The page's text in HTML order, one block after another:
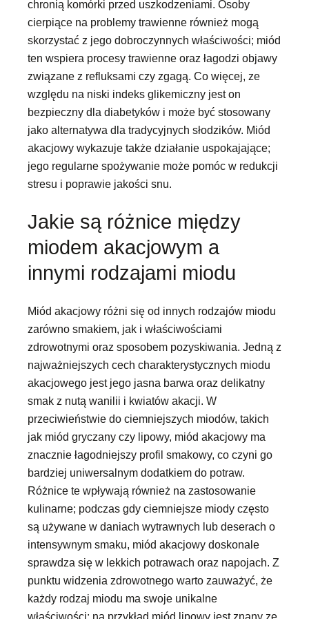
chronią komórki przed uszkodzeniami. Osoby
cierpiące na problemy trawienne również mogą
skorzystać z jego dobroczynnych właściwości; miód
ten wspiera procesy trawienne oraz łagodzi objawy
związane z refluksami czy zgagą. Co więcej, ze
względu na niski indeks glikemiczny jest on
bezpieczny dla diabetyków i może być stosowany
jako alternatywa dla tradycyjnych słodzików. Miód
akacjowy wykazuje także działanie uspokajające;
jego regularne spożywanie może pomóc w redukcji
stresu i poprawie jakości snu.
Jakie są różnice między
miodem akacjowym a
innymi rodzajami miodu
Miód akacjowy różni się od innych rodzajów miodu
zarówno smakiem, jak i właściwościami
zdrowotnymi oraz sposobem pozyskiwania. Jedną z
najważniejszych cech charakterystycznych miodu
akacjowego jest jego jasna barwa oraz delikatny
smak z nutą wanilii i kwiatów akacji. W
przeciwieństwie do ciemniejszych miodów, takich
jak miód gryczany czy lipowy, miód akacjowy ma
znacznie łagodniejszy profil smakowy, co czyni go
bardziej uniwersalnym dodatkiem do potraw.
Różnice te wpływają również na zastosowanie
kulinarne; podczas gdy ciemniejsze miody często
są używane w daniach wytrawnych lub deserach o
intensywnym smaku, miód akacjowy doskonale
sprawdza się w lekkich potrawach oraz napojach. Z
punktu widzenia zdrowotnego warto zauważyć, że
każdy rodzaj miodu ma swoje unikalne
właściwości; na przykład miód lipowy jest znany ze